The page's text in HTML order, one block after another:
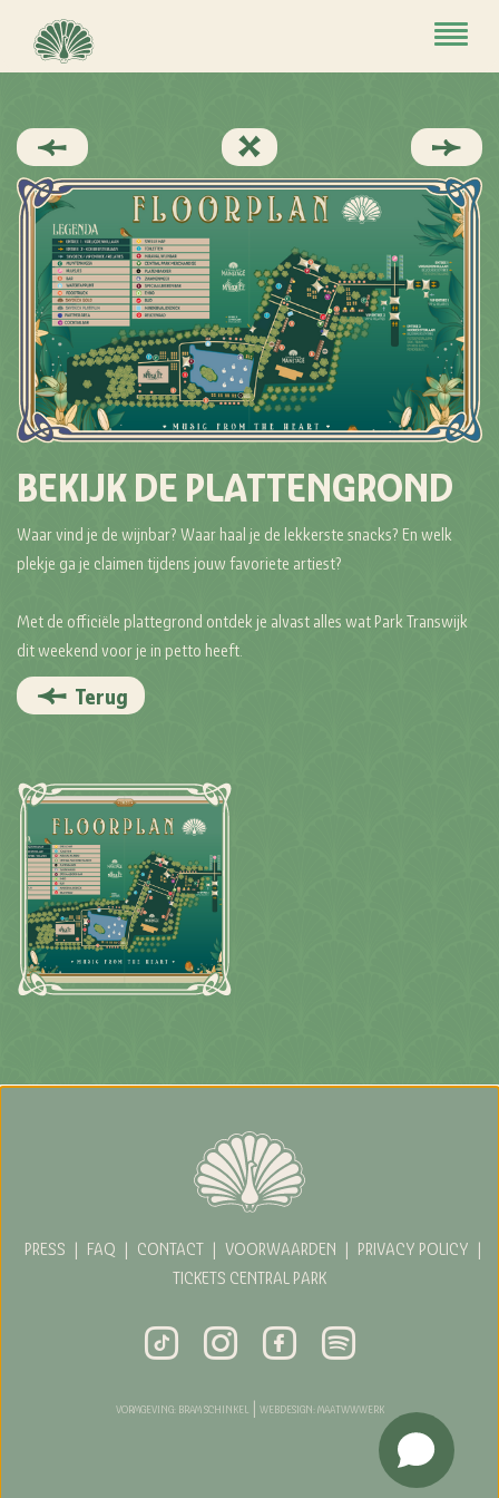
Toggle
BEKIJK DE PLATTENGROND
Waar vind je de wijnbar? Waar haal je de lekkerste snacks? En welk
plekje ga je claimen tijdens jouw favoriete artiest?
Met de officiële plattegrond ontdek je alvast alles wat Park Transwijk
dit weekend voor je in petto heeft.
Terug
PRESS | FAQ | CONTACT | VOORWAARDEN | PRIVACY POLICY |
TICKETS CENTRAL PARK
VORMGEVING: BRAM SCHINKEL | WEBDESIGN: MAATWWWERK